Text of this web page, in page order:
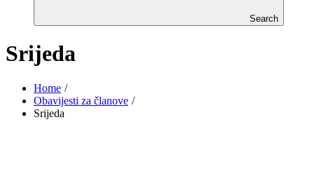
Search
Srijeda
Home
Obavijesti za članove
Srijeda